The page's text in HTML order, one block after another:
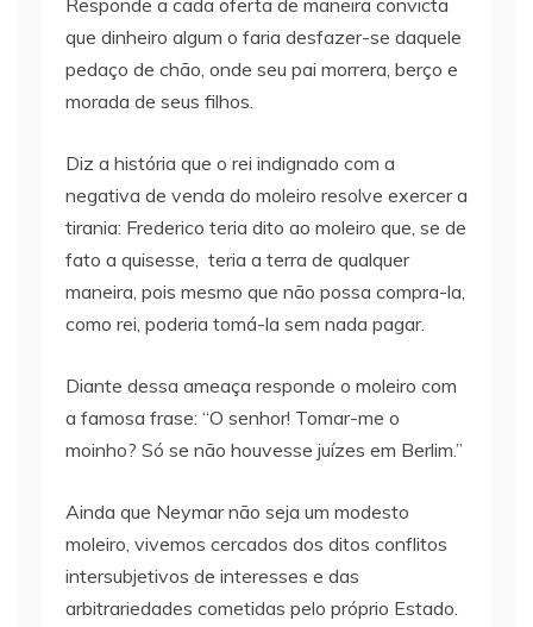
Responde a cada oferta de maneira convicta
que dinheiro algum o faria desfazer-se daquele
pedaço de chão, onde seu pai morrera, berço e
morada de seus filhos.
Diz a história que o rei indignado com a
negativa de venda do moleiro resolve exercer a
tirania: Frederico teria dito ao moleiro que, se de
fato a quisesse, teria a terra de qualquer
maneira, pois mesmo que não possa compra-la,
como rei, poderia tomá-la sem nada pagar.
Diante dessa ameaça responde o moleiro com
a famosa frase: “O senhor! Tomar-me o
moinho? Só se não houvesse juízes em Berlim.”
Ainda que Neymar não seja um modesto
moleiro, vivemos cercados dos ditos conflitos
intersubjetivos de interesses e das
arbitrariedades cometidas pelo próprio Estado.